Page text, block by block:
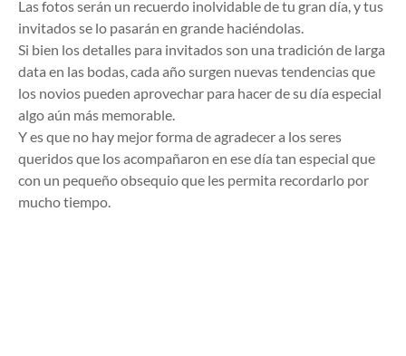
Las fotos serán un recuerdo inolvidable de tu gran día, y tus
invitados se lo pasarán en grande haciéndolas.
Si bien los detalles para invitados son una tradición de larga
data en las bodas, cada año surgen nuevas tendencias que
los novios pueden aprovechar para hacer de su día especial
algo aún más memorable.
Y es que no hay mejor forma de agradecer a los seres
queridos que los acompañaron en ese día tan especial que
con un pequeño obsequio que les permita recordarlo por
mucho tiempo.